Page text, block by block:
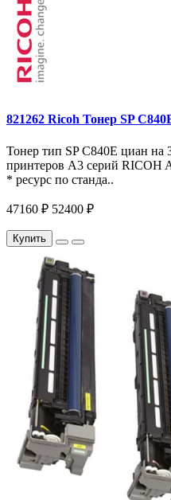
821262 Ricoh Тонер SP
Тонер тип SP C840E циан
принтеров A3 серий RICOH
* ресурс по станда..
47160 ₽ 52400 ₽
Купить